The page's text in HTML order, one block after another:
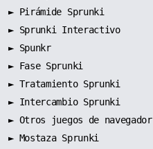
► Pirámide Sprunki
► Sprunki Interactivo
► Spunkr
► Fase Sprunki
► Tratamiento Sprunki
► Intercambio Sprunki
► Otros juegos de navegador
► Mostaza Sprunki